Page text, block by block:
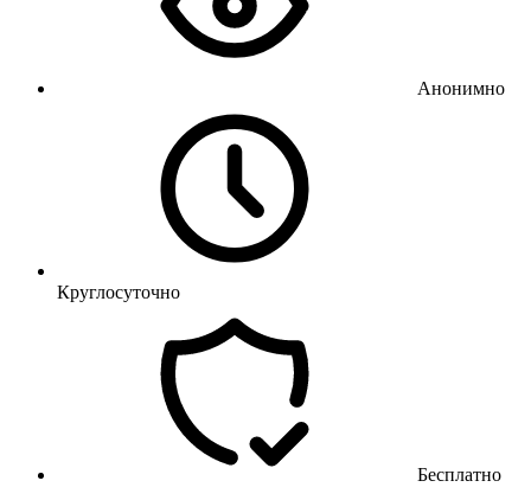
Анонимно
Круглосуточно
Бесплатно